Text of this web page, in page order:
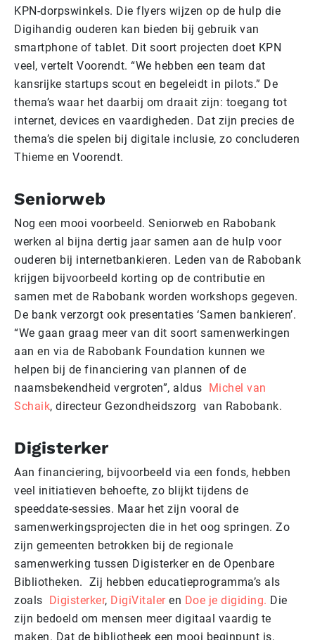
KPN-dorpswinkels. Die flyers wijzen op de hulp die
Digihandig ouderen kan bieden bij gebruik van
smartphone of tablet. Dit soort projecten doet KPN
veel, vertelt Voorendt. “We hebben een team dat
kansrijke startups scout en begeleidt in pilots.” De
thema’s waar het daarbij om draait zijn: toegang tot
internet, devices en vaardigheden. Dat zijn precies de
thema’s die spelen bij digitale inclusie, zo concluderen
Thieme en Voorendt.
Seniorweb
Nog een mooi voorbeeld. Seniorweb en Rabobank
werken al bijna dertig jaar samen aan de hulp voor
ouderen bij internetbankieren. Leden van de Rabobank
krijgen bijvoorbeeld korting op de contributie en
samen met de Rabobank worden workshops gegeven.
De bank verzorgt ook presentaties ‘Samen bankieren’.
“We gaan graag meer van dit soort samenwerkingen
aan en via de Rabobank Foundation kunnen we
helpen bij de financiering van plannen of de
naamsbekendheid vergroten”, aldus Michel van
Schaik, directeur Gezondheidszorg van Rabobank.
Digisterker
Aan financiering, bijvoorbeeld via een fonds, hebben
veel initiatieven behoefte, zo blijkt tijdens de
speeddate-sessies. Maar het zijn vooral de
samenwerkingsprojecten die in het oog springen. Zo
zijn gemeenten betrokken bij de regionale
samenwerking tussen Digisterker en de Openbare
Bibliotheken. Zij hebben educatieprogramma’s als
zoals Digisterker, DigiVitaleren Doe je digiding. Die
zijn bedoeld om mensen meer digitaal vaardig te
maken. Dat de bibliotheek een mooi beginpunt is,